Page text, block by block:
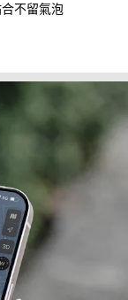
不留氣泡